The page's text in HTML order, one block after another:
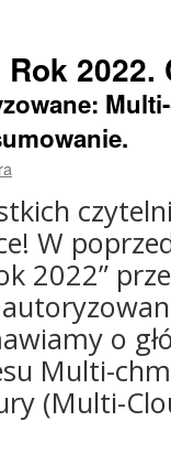
2022.
W
2022”
o
Multi-
(Multi-